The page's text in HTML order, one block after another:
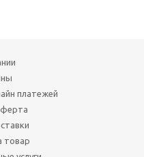
платежей
товар